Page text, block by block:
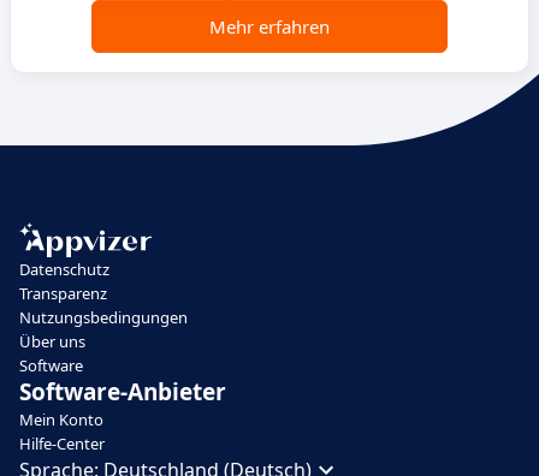
Mehr erfahren
Datenschutz
Transparenz
Nutzungsbedingungen
Über uns
Software
Software-Anbieter
Mein Konto
Hilfe-Center
Sprache: Deutschland (Deutsch)